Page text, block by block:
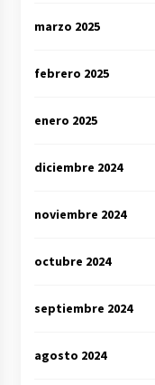
marzo 2025
febrero 2025
enero 2025
diciembre 2024
noviembre 2024
octubre 2024
septiembre 2024
agosto 2024